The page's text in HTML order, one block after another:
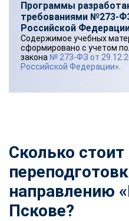
Программы
требованиями №273-
Российской
Содержимое учебных
сформировано с учетом
закона № 273-ФЗ от
Российской Федерации»
Сколько стоит
направлению
Пскове?